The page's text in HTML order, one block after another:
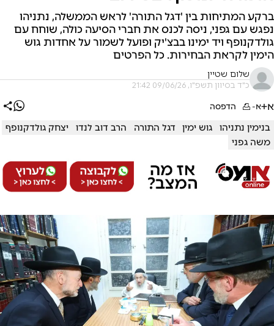
ברקע המתיחות בין 'דגל התורה' לראש הממשלה, נתניהו
נפגש עם גפני, ניסה לכנס את חברי הסיעה כולה, שוחח עם
גולדקנופף ויד ימינו בבצ'יק ופועל לשמור על אחדות גוש
הימין לקראת הבחירות. כל הפרטים
שלום שטיין
כ"ד בסיוון תשפ"ו, 09/06/26 21:42
א+א- הדפסה
בנימין נתניהו גוש ימין דגל התורה הרב דוב לנדו
יצחק גולדקנופף
משה גפני